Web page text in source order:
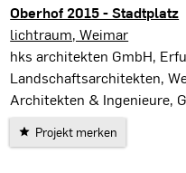
Oberhof 2015 - Stadtplatz
Oberhof
lichtraum, Weimar
hks architekten GmbH,
Landschaftsarchitekten,
Architekten & Ingenieure,
Projekt merken